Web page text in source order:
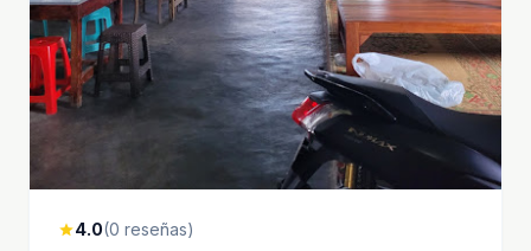
star4.0(0 reseñas)